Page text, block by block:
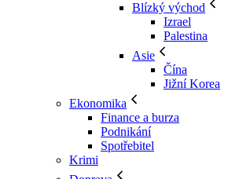
Blízký východ
Izrael
Palestina
Asie
Čína
Jižní Korea
Ekonomika
Finance a burza
Podnikání
Spotřebitel
Krimi